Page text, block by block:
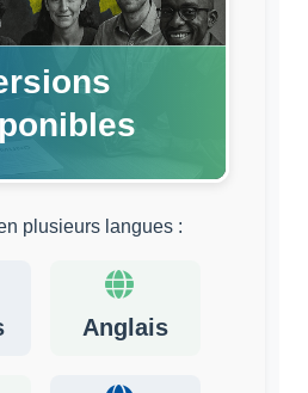
plusieurs langues :
Anglais